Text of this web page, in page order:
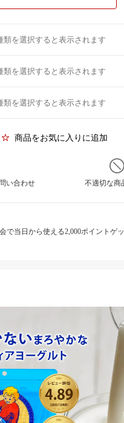
類を選択すると表示されます
類を選択すると表示されます
類を選択すると表示されます
商品をお気に入りに追加
い合わせ 不適切な商
で当日から使える2,000ポイントゲッ